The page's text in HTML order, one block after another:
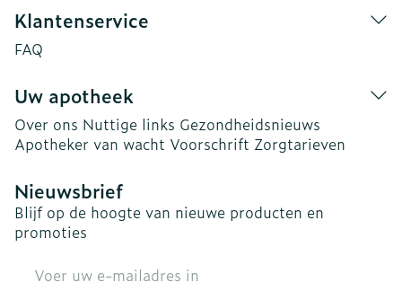
Klantenservice
FAQ
Uw apotheek
Over ons Nuttige links Gezondheidsnieuws
Apotheker van wacht Voorschrift Zorgtarieven
Nieuwsbrief
Blijf op de hoogte van nieuwe producten en
promoties